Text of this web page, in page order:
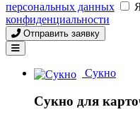
персональных данных
конфиденциальности
Отправить заявку
Сукно
Сукно для